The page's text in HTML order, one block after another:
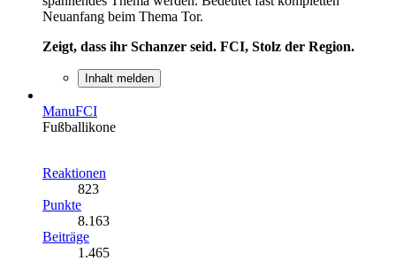
Neuanfang beim Thema Tor.
Zeigt, dass ihr Schanzer seid. FCI, Stolz der Region.
Inhalt melden
ManuFCI
Fußballikone
Reaktionen
823
Punkte
8.163
Beiträge
1.465